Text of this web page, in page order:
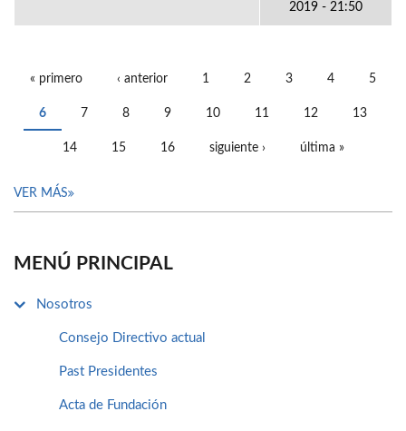
2019 - 21:50
« primero ‹ anterior 1 2 3 4 5
6 7 8 9 10 11 12 13
14 15 16 siguiente › última »
VER MÁS
MENÚ PRINCIPAL
Nosotros
Consejo Directivo actual
Past Presidentes
Acta de Fundación